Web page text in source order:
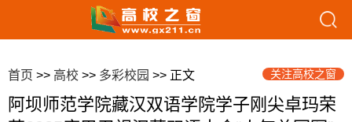
首页 >> 高校 >> 多彩校园 >> 正文 关注高校之窗
阿坝师范学院藏汉双语学院学子刚尖卓玛荣